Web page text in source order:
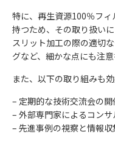
特に、再生資源100％フ
持つため、その取り扱い
スリット加工の際の適切
グなど、細かな点にも注
また、以下の取り組みも
– 定期的な技術交流会の開
– 外部専門家によるコン
– 先進事例の視察と情報収